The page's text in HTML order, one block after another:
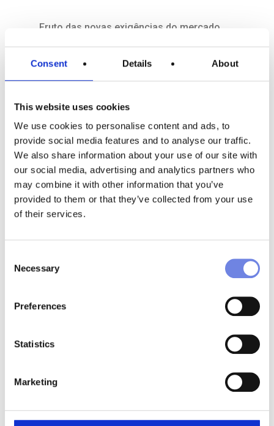
Consent Details About
This website uses cookies
We use cookies to personalise content and ads, to
provide social media features and to analyse our traffic.
We also share information about your use of our site with
our social media, advertising and analytics partners who
may combine it with other information that you’ve
provided to them or that they’ve collected from your use
of their services.
Selection
Necessary
Preferences
Statistics
Marketing
Fruto das novas exigências do mercado
que tenha de comprar um novo
Neste sentido, recomendamos que, se não
puder esperar pela Black Friday, faça uma
pesquisa atenta nos sites de e-commerce
dedicados à tecnologia, já que nestas
plataformas vai poder encontrar não só
uma maior variedade de produtos, como
também preços mais baixos.
tudo, especialmente aqueles que exigem
Se a sua lista contempla a compra de
nosso conselho anterior e procure nas
necessitar.